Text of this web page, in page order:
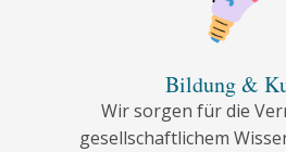
Bildung &
Wir sorgen für die
gesellschaftlichem